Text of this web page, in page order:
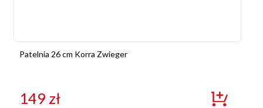
Patelnia 26 cm Korra Zwieger
149 zł